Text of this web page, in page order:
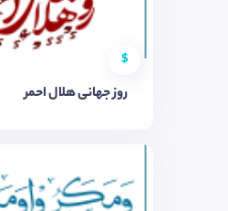
$
روز جهانی هلال احمر